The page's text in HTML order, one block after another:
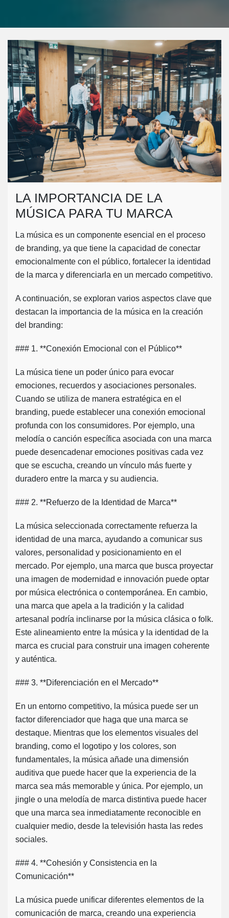
LA IMPORTANCIA DE LA
MÚSICA PARA TU MARCA
La música es un componente esencial en el proceso
de branding, ya que tiene la capacidad de conectar
emocionalmente con el público, fortalecer la identidad
de la marca y diferenciarla en un mercado competitivo.
A continuación, se exploran varios aspectos clave que
destacan la importancia de la música en la creación
del branding:
### 1. **Conexión Emocional con el Público**
La música tiene un poder único para evocar
emociones, recuerdos y asociaciones personales.
Cuando se utiliza de manera estratégica en el
branding, puede establecer una conexión emocional
profunda con los consumidores. Por ejemplo, una
melodía o canción específica asociada con una marca
puede desencadenar emociones positivas cada vez
que se escucha, creando un vínculo más fuerte y
duradero entre la marca y su audiencia.
### 2. **Refuerzo de la Identidad de Marca**
La música seleccionada correctamente refuerza la
identidad de una marca, ayudando a comunicar sus
valores, personalidad y posicionamiento en el
mercado. Por ejemplo, una marca que busca proyectar
una imagen de modernidad e innovación puede optar
por música electrónica o contemporánea. En cambio,
una marca que apela a la tradición y la calidad
artesanal podría inclinarse por la música clásica o folk.
Este alineamiento entre la música y la identidad de la
marca es crucial para construir una imagen coherente
y auténtica.
### 3. **Diferenciación en el Mercado**
En un entorno competitivo, la música puede ser un
factor diferenciador que haga que una marca se
destaque. Mientras que los elementos visuales del
branding, como el logotipo y los colores, son
fundamentales, la música añade una dimensión
auditiva que puede hacer que la experiencia de la
marca sea más memorable y única. Por ejemplo, un
jingle o una melodía de marca distintiva puede hacer
que una marca sea inmediatamente reconocible en
cualquier medio, desde la televisión hasta las redes
sociales.
### 4. **Cohesión y Consistencia en la
Comunicación**
La música puede unificar diferentes elementos de la
comunicación de marca, creando una experiencia